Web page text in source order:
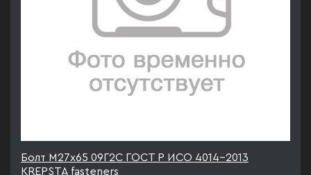
Болт М27х65 09Г2С ГОСТ Р ИСО 4014-2013
KREPSTA fasteners